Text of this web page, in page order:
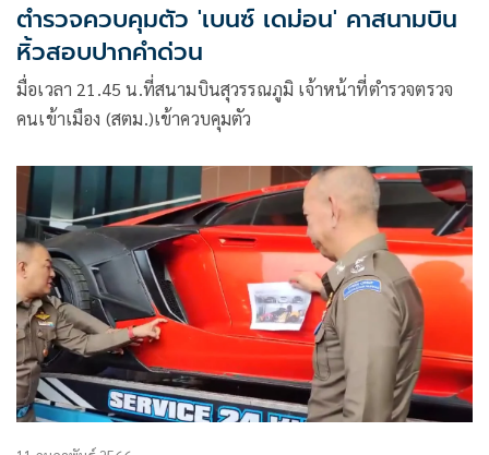
ตำรวจควบคุมตัว 'เบนซ์ เดม่อน' คาสนามบิน
หิ้วสอบปากคำด่วน
มื่อเวลา 21.45 น.ที่สนามบินสุวรรณภูมิ เจ้าหน้าที่ตำรวจตรวจ
คนเข้าเมือง (สตม.)เข้าควบคุมตัว